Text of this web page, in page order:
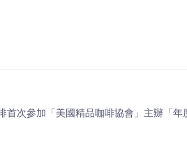
次參加「美國精品咖啡協會」主辦「年